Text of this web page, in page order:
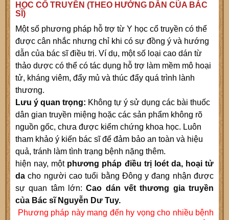
HỌC CỔ TRUYỀN (THEO HƯỚNG DẪN CỦA BÁC
SĨ)
Một số phương pháp hỗ trợ từ Y học cổ truyền có thể
được cân nhắc nhưng chỉ khi có sự đồng ý và hướng
dẫn của bác sĩ điều trị. Ví dụ, một số loại cao dán từ
thảo dược có thể có tác dụng hỗ trợ làm mềm mô hoại
tử, kháng viêm, đẩy mủ và thúc đẩy quá trình lành
thương.
Lưu ý quan trọng: Không tự ý sử dụng các bài thuốc
dân gian truyền miệng hoặc các sản phẩm không rõ
nguồn gốc, chưa được kiểm chứng khoa học. Luôn
tham khảo ý kiến bác sĩ để đảm bảo an toàn và hiệu
quả, tránh làm tình trạng bệnh nặng thêm.
hiện nay, một phương pháp điều trị loét da, hoại tử
dacho người cao tuổi bằng Đông y đang nhận được
sự quan tâm lớn:Cao dán vết thương gia truyền
của Bác sĩ Nguyễn Dư Tuy.
Phương pháp này mang đến hy vọng cho nhiều bệnh